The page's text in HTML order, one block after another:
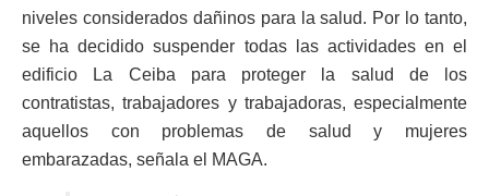
niveles considerados dañinos para la salud. Por lo tanto,
se ha decidido suspender todas las actividades en el
edificio La Ceiba para proteger la salud de los
contratistas, trabajadores y trabajadoras, especialmente
aquellos con problemas de salud y mujeres
embarazadas, señala el MAGA.